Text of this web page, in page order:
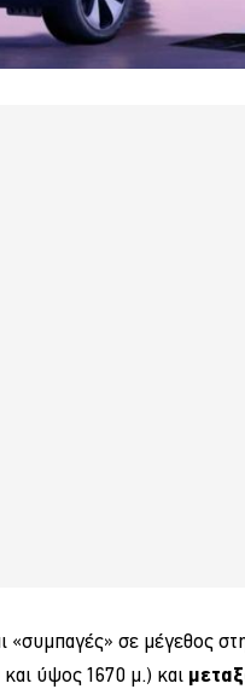
σε μέγεθος
και ύψος 1670 μ.) και